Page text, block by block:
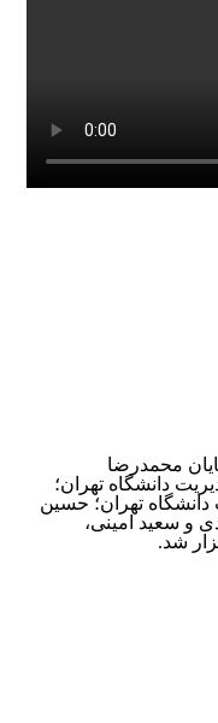
محمدرضا
دانشگاه تهران؛
تهران؛ حسین
و سعید امینی،
.